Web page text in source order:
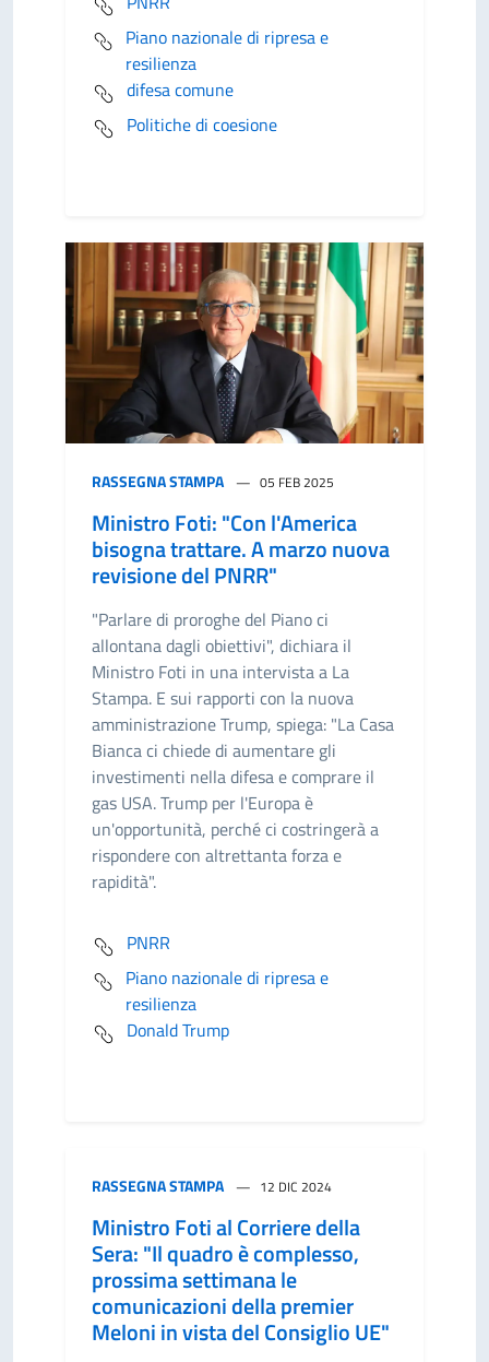
Piano nazionale di ripresa e
resilienza
difesa comune
Politiche di coesione
RASSEGNA STAMPA 05 FEB 2025
Ministro Foti: "Con l'America
bisogna trattare. A marzo nuova
revisione del PNRR"
"Parlare di proroghe del Piano ci
allontana dagli obiettivi", dichiara il
Ministro Foti in una intervista a La
Stampa. E sui rapporti con la nuova
amministrazione Trump, spiega: "La Casa
Bianca ci chiede di aumentare gli
investimenti nella difesa e comprare il
gas USA. Trump per l'Europa è
un'opportunità, perché ci costringerà a
rispondere con altrettanta forza e
rapidità".
PNRR
Piano nazionale di ripresa e
resilienza
Donald Trump
RASSEGNA STAMPA 12 DIC 2024
Ministro Foti al Corriere della
Sera: "Il quadro è complesso,
prossima settimana le
comunicazioni della premier
Meloni in vista del Consiglio UE"